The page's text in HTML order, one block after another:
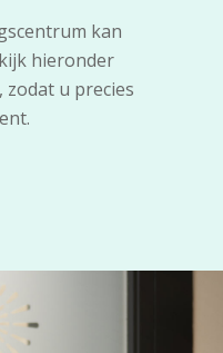
kan
hieronder
zodat u precies